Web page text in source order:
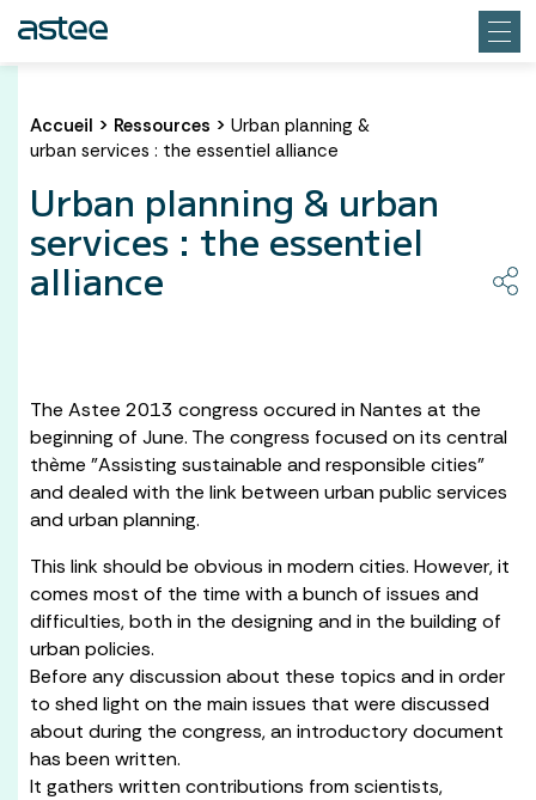
Accueil > Ressources > Urban planning &
urban services : the essentiel alliance
Urban planning & urban
services : the essentiel
alliance
​The Astee 2013 congress occured in Nantes at the
beginning of June. The congress focused on its central
thème "Assisting sustainable and responsible cities"
and dealed with the link between urban public services
and urban planning.
This link should be obvious in modern cities. However, it
comes most of the time with a bunch of issues and
difficulties, both in the designing and in the building of
urban policies.
Before any discussion about these topics and in order
to shed light on the main issues that were discussed
about during the congress, an introductory document
has been written.
It gathers written contributions from scientists,